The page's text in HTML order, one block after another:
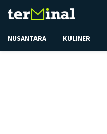
NUSANTARA KULINER